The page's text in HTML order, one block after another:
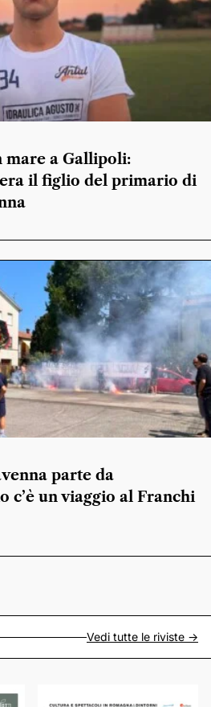
mare a Gallipoli:
il figlio del primario di
parte da
c’è un viaggio al Franchi
Vedi tutte le riviste ->